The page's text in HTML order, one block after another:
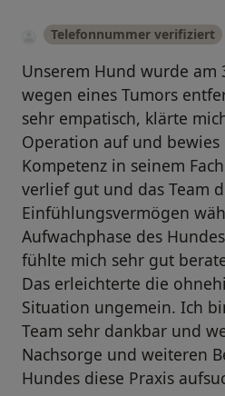
Telefonnummer verifiziert
Unserem Hund wurde am
wegen eines Tumors
sehr empatisch, klärte
Operation auf und bewies
Kompetenz in seinem
verlief gut und das Team
Einfühlungsvermögen
Aufwachphase des
fühlte mich sehr gut
Das erleichterte die
Situation ungemein. Ich
Team sehr dankbar und
Nachsorge und weiteren
Hundes diese Praxis